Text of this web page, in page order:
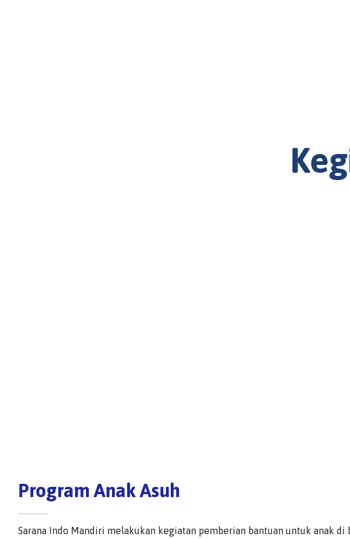
Program Anak Asuh
Sarana Indo Mandiri melakukan kegiatan pemberian bantuan untuk anak di